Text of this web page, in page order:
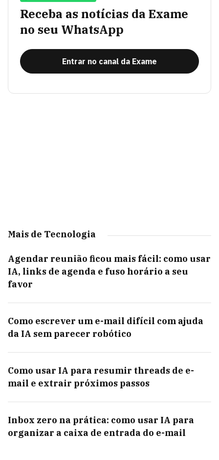
Receba as notícias da Exame
no seu WhatsApp
Entrar no canal da Exame
Mais de Tecnologia
Agendar reunião ficou mais fácil: como usar
IA, links de agenda e fuso horário a seu
favor
Como escrever um e-mail difícil com ajuda
da IA sem parecer robótico
Como usar IA para resumir threads de e-
mail e extrair próximos passos
Inbox zero na prática: como usar IA para
organizar a caixa de entrada do e-mail